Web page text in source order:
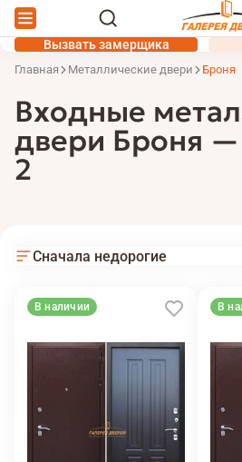
Вызвать замерщика
Главная Металлические двери Броня
Входные
двери Броня —
2
Сначала недорогие
В наличии В